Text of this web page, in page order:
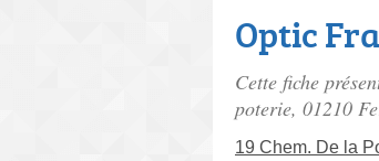
Optic
Cette fiche
poterie, 01210
19 Chem. De la